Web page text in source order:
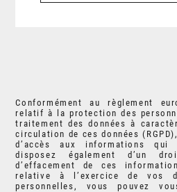
Conformément au règlement
relatif à la protection des
traitement des données à
circulation de ces données
d’accès aux informations qui
disposez également d’un
d’effacement de ces
relative à l’exercice de vos
personnelles, vous pouvez